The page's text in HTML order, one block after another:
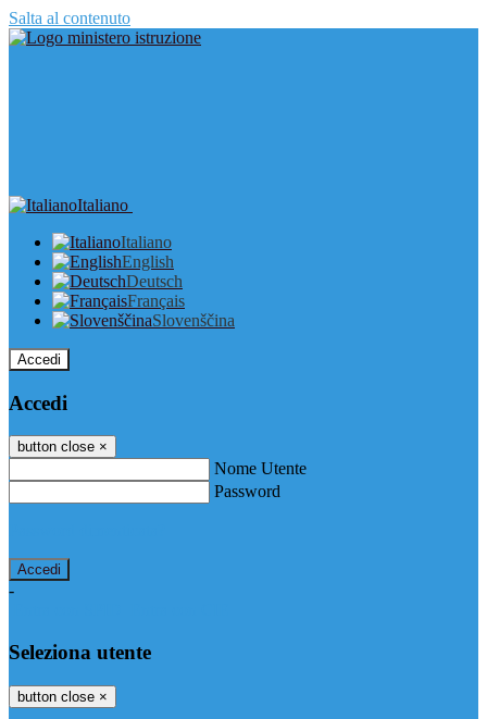
Salta al contenuto
Italiano
Italiano
English
Deutsch
Français
Slovenščina
Accedi
Accedi
button close ×
Nome Utente
Password
-
Seleziona utente
button close ×